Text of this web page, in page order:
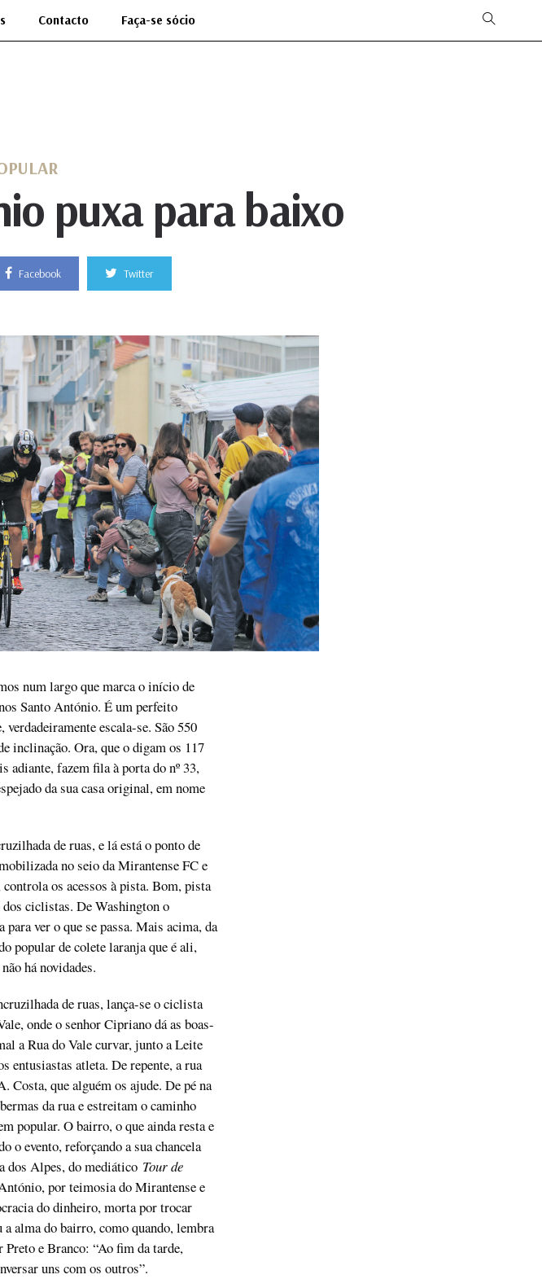
Contacto Faça-se sócio
puxa para baixo
Facebook Twitter
num largo que marca o início de
Santo António. É um perfeito
verdadeiramente escala-se. São 550
inclinação. Ora, que o digam os 117
adiante, fazem fila à porta do nº 33,
da sua casa original, em nome
de ruas, e lá está o ponto de
no seio da Mirantense FC e
os acessos à pista. Bom, pista
ciclistas. De Washington o
ver o que se passa. Mais acima, da
popular de colete laranja que é ali,
há novidades.
de ruas, lança-se o ciclista
onde o senhor Cipriano dá as boas-
a Rua do Vale curvar, junto a Leite
entusiastas atleta. De repente, a rua
Costa, que alguém os ajude. De pé na
da rua e estreitam o caminho
popular. O bairro, o que ainda resta e
o evento, reforçando a sua chancela
dos Alpes, do mediático Tour de
por teimosia do Mirantense e
do dinheiro, morta por trocar
alma do bairro, como quando, lembra
e Branco: “Ao fim da tarde,
uns com os outros”.